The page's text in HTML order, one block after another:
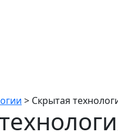
> Скрытая